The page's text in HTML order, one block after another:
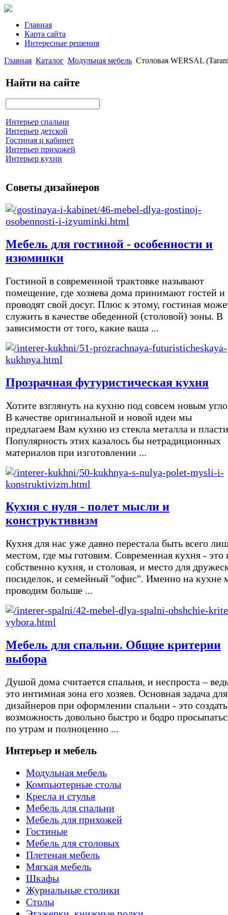
Главная
Карта сайта
Интересные решения
Главная Каталог Модульная мебель Столовая WERSAL
Найти на сайте
Интерьер спальни
Интерьер детской
Гостиная и кабинет
Интерьер прихожей
Интерьер кухни
Советы дизайнеров
Мебель для гостиной - особенности и
изюминки
Гостиной в современной трактовке называют
помещение, где хозяева дома принимают гостей и
проводят свой досуг. Плюс к этому, гостиная
служить в качестве обеденной (столовой) зоны. В
зависимости от того, какие ваша ...
Прозрачная футуристическая кухня
Хотите взглянуть на кухню под совсем новым
В качестве оригинальной и новой идеи мы
предлагаем Вам кухню из стекла металла и
Популярность этих казалось бы нетрадиционных
материалов при изготовлении ...
Кухня с нуля - полет мысли и
конструктивизм
Кухня для нас уже давно перестала быть всего
местом, где мы готовим. Современная кухня - это
собственно кухня, и столовая, и место для
посиделок, и семейный "офис". Именно на кухне
проводим больше ...
Мебель для спальни. Общие критерии
выбора
Душой дома считается спальня, и неспроста –
это интимная зона его хозяев. Основная задача для
дизайнеров при оформлении спальни - это создать
возможность довольно быстро и бодро
по утрам и полноценно ...
Интерьер и мебель
Модульная мебель
Компьютерные столы
Кресла и стулья
Мебель для спальни
Мебель для прихожей
Гостиные
Мебель для столовых
Плетеная мебель
Мягкая мебель
Шкафы
Журнальные столики
Столы